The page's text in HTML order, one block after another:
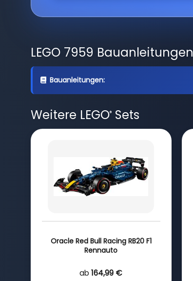
LEGO 7959 Bauanleitungen
Bauanleitungen:
Weitere LEGO®Sets
Oracle Red Bull Racing RB20 F1
Rennauto
ab 164,99 €